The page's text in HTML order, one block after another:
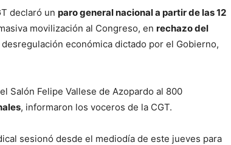
declaró un paro general nacional a partir de las 12
movilización al Congreso, en rechazo del
económica dictado por el Gobierno,
Salón Felipe Vallese de Azopardo al 800
, informaron los voceros de la CGT.
sesionó desde el mediodía de este jueves para